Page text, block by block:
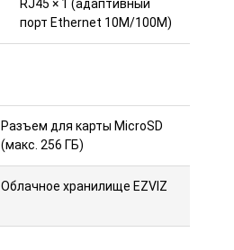
RJ45 × 1 (адаптивный
порт Ethernet 10M/100M)
Разъем для карты MicroSD
(макс. 256 ГБ)
Облачное хранилище EZVIZ